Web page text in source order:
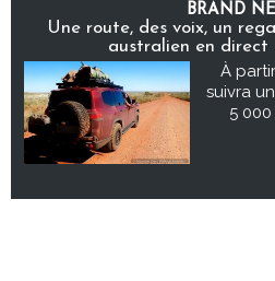
BRAND
Une route, des voix, un
australien en direct
À
suivra
5